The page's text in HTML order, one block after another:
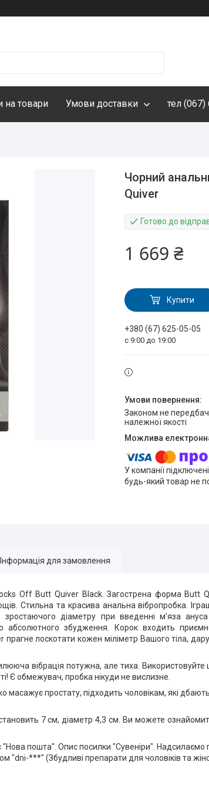
на товари Умови доставки тел
Чорний
Quiver
Готово до
1 669 ₴
Купити
+380 (67) 625-05-05
с 9:00 до 19:00
Законом не передбачено повернення та обмін даного товару
належної якості
У компанії
будь-який товар не
Інформація для замовлення
Off Butt Quiver Black.Загострена форма Butt
Стильна та красива анальна вібропробка.
зростаючого діаметру при введенні м'яза
абсолютного збудження. Корок входить
прагне лоскотати кожен міліметр Вашого тіла,
вібрація потужна, але тиха. Використовуйте
Є обмежувач, пробка нікуди не вислизне.
масажує простату, підходить чоловікам, які
7 см, діаметр 4,3 см. Ви можете
"Нова пошта". Опис посилки "Сувеніри". Надсилаємо
"dni-***" (Збудливі препарати для чоловіків та